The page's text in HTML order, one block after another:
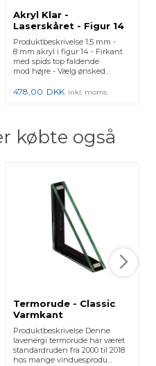
Akryl Klar -
Laserskåret - Figur 14
Produktbeskrivelse 1,5 mm -
8 mm akryl i figur 14 - Firkant
med spids top faldende
mod højre - Vælg ønsked...
478,00 DKK inkl. moms
købte også
Termorude - Classic
Varmkant
Produktbeskrivelse Denne
lavenergi termorude har været
standardruden fra 2000 til 2018
hos mange vinduesprodu...